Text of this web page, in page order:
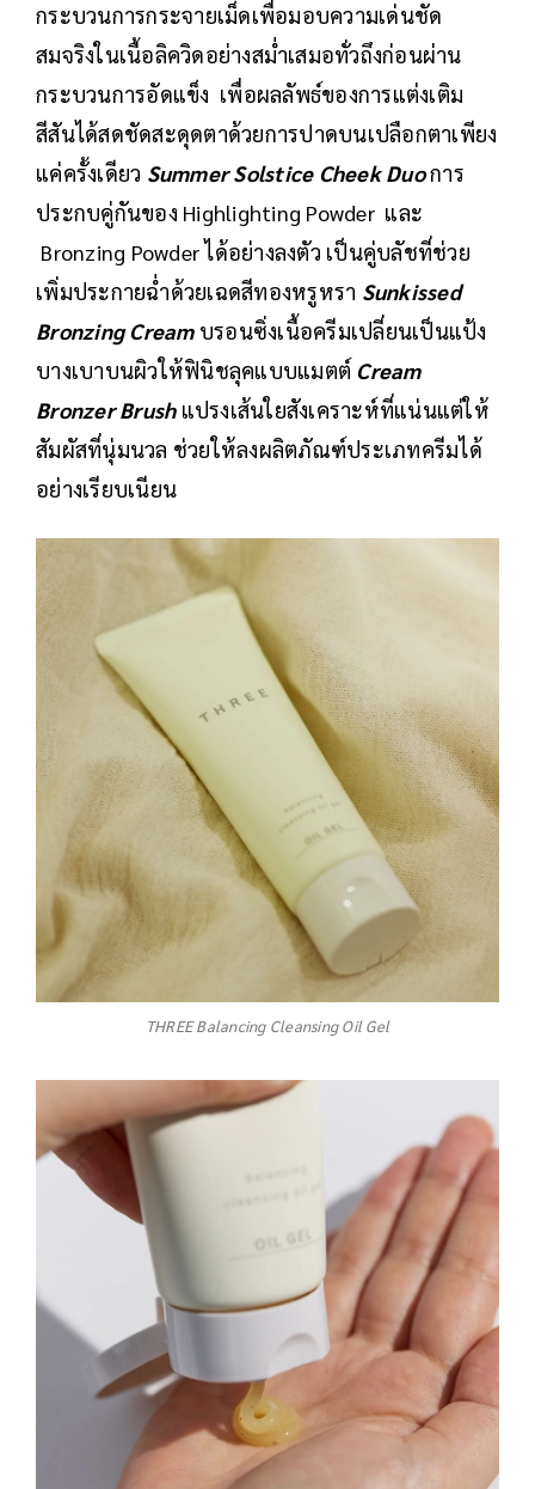
กระบวนการกระจายเม็ดเพื่อมอบความเด่นชัด
สมจริงในเนื้อลิควิดอย่างสม่ำเสมอทั่วถึงก่อนผ่าน
กระบวนการอัดแข็ง เพื่อผลลัพธ์ของการแต่งเติม
สีสันได้สดชัดสะดุดตาด้วยการปาดบนเปลือกตาเพียง
แค่ครั้งเดียว Summer Solstice Cheek Duoการ
ประกบคู่กันของ Highlighting Powder และ
Bronzing Powder ได้อย่างลงตัว เป็นคู่บลัชที่ช่วย
เพิ่มประกายฉ่ำด้วยเฉดสีทองหรูหรา Sunkissed
Bronzing Creamบรอนซิ่งเนื้อครีมเปลี่ยนเป็นแป้ง
บางเบาบนผิวให้ฟินิชลุคแบบแมตต์ Cream
Bronzer Brush แปรงเส้นใยสังเคราะห์ที่แน่นแต่ให้
สัมผัสที่นุ่มนวล ช่วยให้ลงผลิตภัณฑ์ประเภทครีมได้
อย่างเรียบเนียน
THREE Balancing Cleansing Oil Gel